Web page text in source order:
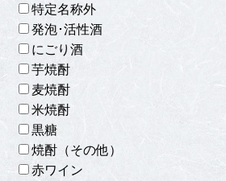
特定名称外
発泡･活性酒
にごり酒
芋焼酎
麦焼酎
米焼酎
黒糖
焼酎（その他）
赤ワイン